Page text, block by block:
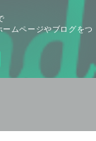
ムページやブログをつ